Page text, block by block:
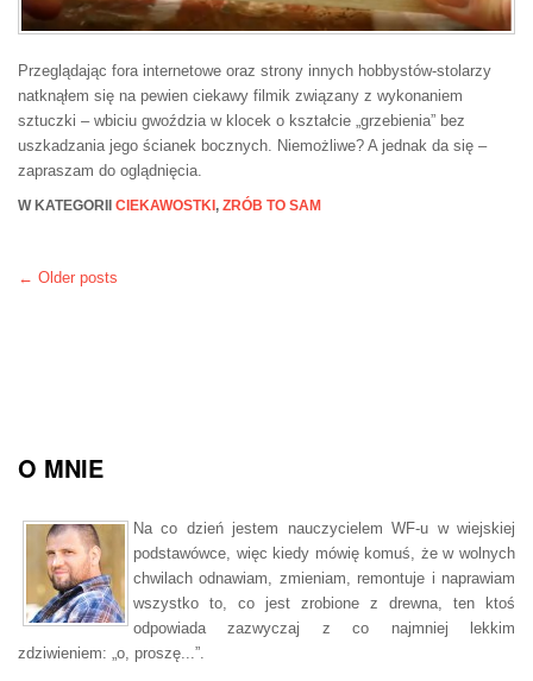
Przeglądając fora internetowe oraz strony innych hobbystów-stolarzy
natknąłem się na pewien ciekawy filmik związany z wykonaniem
sztuczki – wbiciu gwoździa w klocek o kształcie „grzebienia” bez
uszkadzania jego ścianek bocznych. Niemożliwe? A jednak da się –
zapraszam do oglądnięcia.
W KATEGORII CIEKAWOSTKI , ZRÓB TO SAM
← Older posts
O MNIE
Na co dzień jestem nauczycielem WF-u w wiejskiej
podstawówce, więc kiedy mówię komuś, że w wolnych
chwilach odnawiam, zmieniam, remontuje i naprawiam
wszystko to, co jest zrobione z drewna, ten ktoś
odpowiada zazwyczaj z co najmniej lekkim
zdziwieniem: „o, proszę...”.